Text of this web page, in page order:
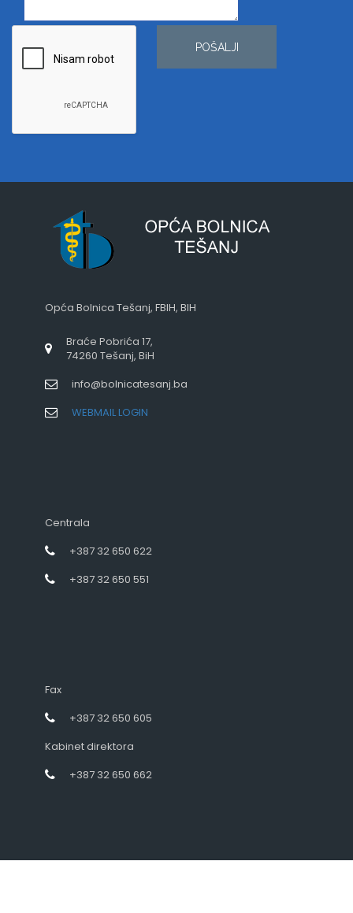
POŠALJI
Opća Bolnica Tešanj, FBIH, BIH
Braće Pobrića 17,
74260 Tešanj, BiH
info@bolnicatesanj.ba
WEBMAIL LOGIN
Centrala
+387 32 650 622
+387 32 650 551
Fax
+387 32 650 605
Kabinet direktora
+387 32 650 662